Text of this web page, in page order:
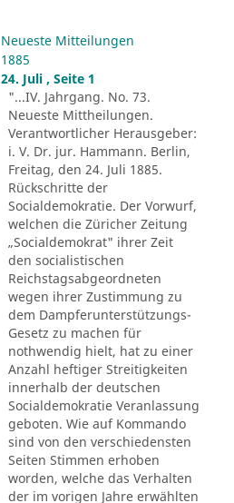
Neueste Mitteilungen
1885
24. Juli , Seite 1
"...IV. Jahrgang. No. 73.
Neueste Mittheilungen.
Verantwortlicher Herausgeber:
i. V. Dr. jur. Hammann. Berlin,
Freitag, den 24. Juli 1885.
Rückschritte der
Socialdemokratie. Der Vorwurf,
welchen die Züricher Zeitung
„Socialdemokrat" ihrer Zeit
den socialistischen
Reichstagsabgeordneten
wegen ihrer Zustimmung zu
dem Dampferunterstützungs-
Gesetz zu machen für
nothwendig hielt, hat zu einer
Anzahl heftiger Streitigkeiten
innerhalb der deutschen
Socialdemokratie Veranlassung
geboten. Wie auf Kommando
sind von den verschiedensten
Seiten Stimmen erhoben
worden, welche das Verhalten
der im vorigen Jahre erwählten